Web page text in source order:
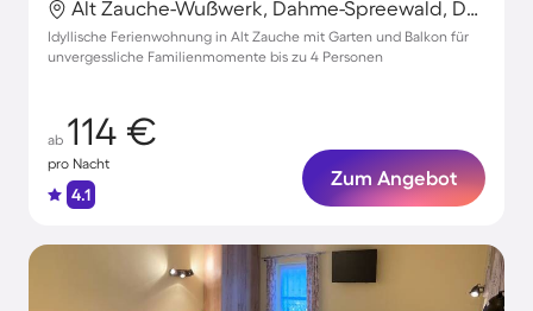
Alt Zauche-Wußwerk, Dahme-Spreewald, Deutschland
Idyllische Ferienwohnung in Alt Zauche mit Garten und Balkon für
unvergessliche Familienmomente bis zu 4 Personen
ab 114 €
pro Nacht
4.1
Zum Angebot